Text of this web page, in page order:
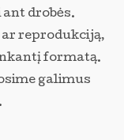
ant drobės.
reprodukciją,
formatą.
galimus